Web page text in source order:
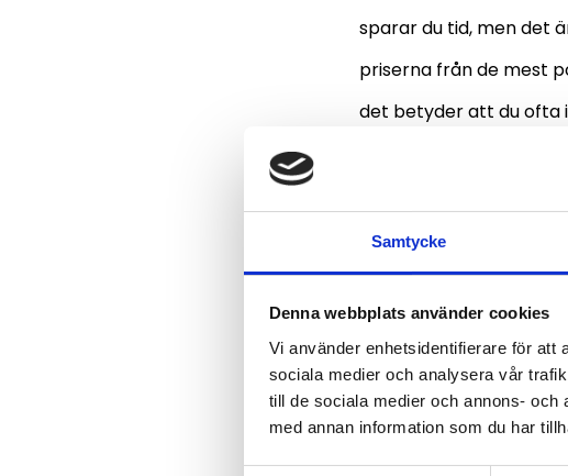
Samtycke
Denna webbplats använder cookies
Vi använder enhetsidentifierare för att
sociala medier och analysera vår
till de sociala medier och annons-
med annan information som du har
sparar du tid, men det
priserna från de mest
det betyder att du ofta
Såsom tidigare nämnt
uppmärksam på att
idag en mycket